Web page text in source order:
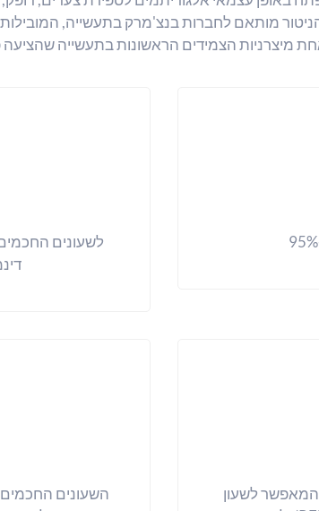
הניטור מותאם לחברות בנצ'מרק בתעשייה,
המאפשר לשעון